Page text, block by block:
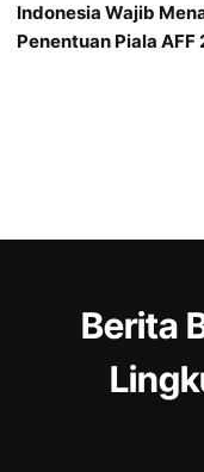
Indonesia Wajib
Penentuan Piala
Berita